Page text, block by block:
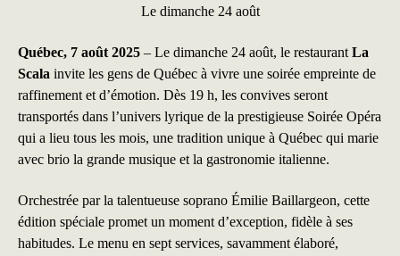
b
o
o
k
e
d
n
a
l
Le dimanche 24 août
Québec, 7 août 2025 – Le dimanche 24 août, le restaurant La
Scala invite les gens de Québec à vivre une soirée empreinte de
raffinement et d’émotion. Dès 19 h, les convives seront
transportés dans l’univers lyrique de la prestigieuse Soirée Opéra
qui a lieu tous les mois, une tradition unique à Québec qui marie
avec brio la grande musique et la gastronomie italienne.
Orchestrée par la talentueuse soprano Émilie Baillargeon, cette
édition spéciale promet un moment d’exception, fidèle à ses
habitudes. Le menu en sept services, savamment élaboré,